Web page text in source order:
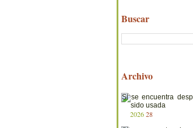
Buscar
Archivo
202628